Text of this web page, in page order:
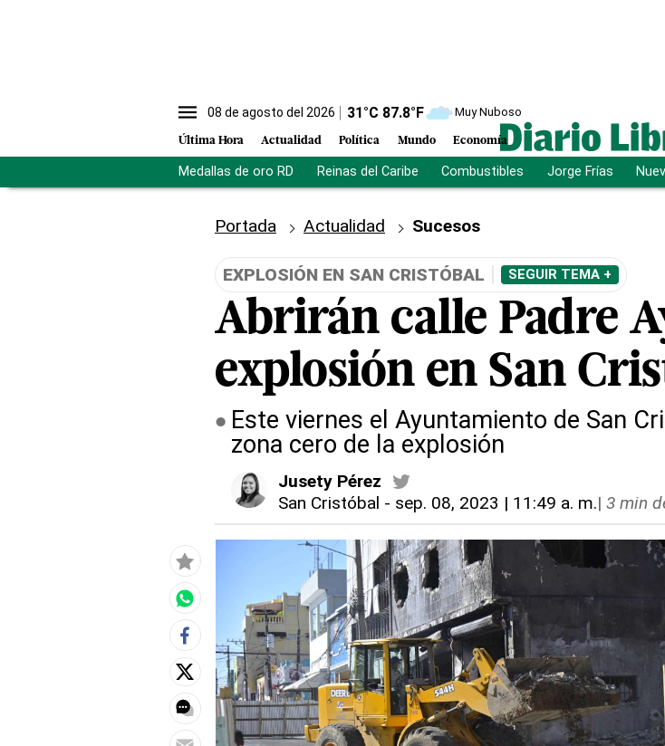
08 de agosto del 2026 31°C 87.8°F Muy Nuboso
Última Hora Actualidad Política Mundo Economía
Medallas de oro RD Reinas del Caribe Combustibles Jorge Frías
Portada Actualidad Sucesos
EXPLOSIÓN EN SAN CRISTÓBAL SEGUIR TEMA +
Abrirán calle Padre
explosión en San
Este viernes el Ayuntamiento de San
zona cero de la explosión
Jusety Pérez
San Cristóbal - sep. 08, 2023 | 11:49 a. m.| 3 min